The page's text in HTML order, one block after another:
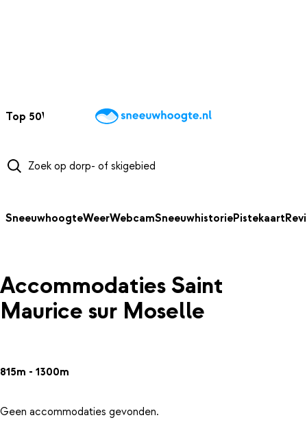
Top 50Webcams WintersportweerKaarten
SneeuwhoogteWeerWebcamSneeuwhistoriePistekaart
Accommodaties Saint
Maurice sur Moselle
815m - 1300m
Geen accommodaties gevonden.